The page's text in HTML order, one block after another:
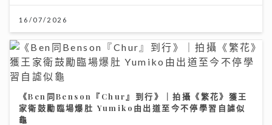
16/07/2026
《Ben同Benson『Chur』到行》｜拍攝《繁花》獲王
家衛鼓勵臨場爆肚 Yumiko由出道至今不停學習自謔似
龜